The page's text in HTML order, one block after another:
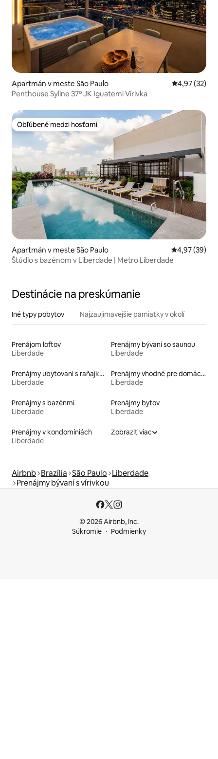
Apartmán v meste São Paulo Priemerné
4,97 (32)
Penthouse Syline 37º JK Iguatemi Vírivka
Obľúbené medzi hosťami
Obľúbené medzi hosťami
Apartmán v meste São Paulo Priemerné
4,97 (39)
Štúdio s bazénom v Liberdade | Metro Liberdade
Destinácie na preskúmanie
Iné typy pobytov Najzaujímavejšie pamiatky v okolí
Prenájom loftov
Liberdade
Prenájmy bývaní so saunou
Liberdade
Prenájmy ubytovaní s raňajkami
Liberdade
Prenájmy vhodné pre domáce zvieratá
Liberdade
Prenájmy s bazénmi
Liberdade
Prenájmy bytov
Liberdade
Prenájmy v kondomíniách
Liberdade
Zobraziť viac
Airbnb Brazília São Paulo Liberdade
Prenájmy bývaní s vírivkou
© 2026 Airbnb, Inc.
Súkromie
Podmienky